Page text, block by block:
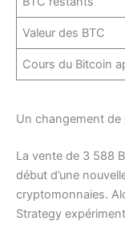
Valeur des BTC
Cours du Bitcoin
Un changement de
La vente de 3 588
début d’une
cryptomonnaies.
Strategy